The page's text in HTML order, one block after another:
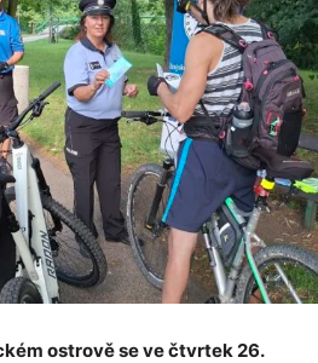
ostrově se ve čtvrtek 26.